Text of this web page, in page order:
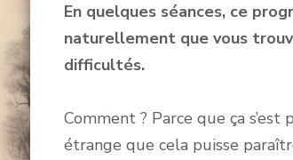
En quelques séances, ce
naturellement que vous
difficultés.
Comment ? Parce que ça
étrange que cela puisse